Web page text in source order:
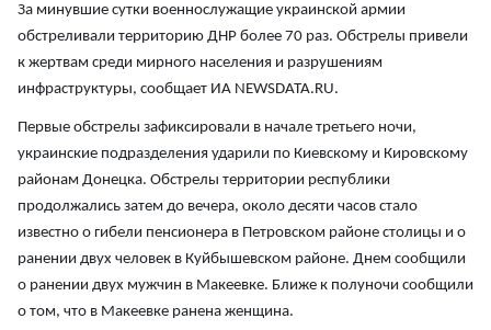
За минувшие сутки военнослужащие украинской армии
обстреливали территорию ДНР более 70 раз. Обстрелы привели
к жертвам среди мирного населения и разрушениям
инфраструктуры, сообщает ИА NEWSDATA.RU.
Первые обстрелы зафиксировали в начале третьего ночи,
украинские подразделения ударили по Киевскому и Кировскому
районам Донецка. Обстрелы территории республики
продолжались затем до вечера, около десяти часов стало
известно о гибели пенсионера в Петровском районе столицы и о
ранении двух человек в Куйбышевском районе. Днем сообщили
о ранении двух мужчин в Макеевке. Ближе к полуночи сообщили
о том, что в Макеевке ранена женщина.